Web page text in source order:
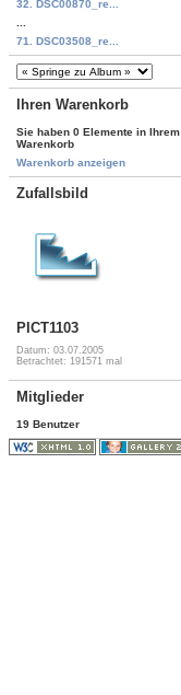
32. DSC00870_re...
71. DSC03508_re...
Ihren Warenkorb
Sie haben 0 Elemente in Ihrem
Warenkorb
Warenkorb anzeigen
Zufallsbild
PICT1103
Datum: 03.07.2005
Betrachtet: 191571 mal
Mitglieder
19 Benutzer